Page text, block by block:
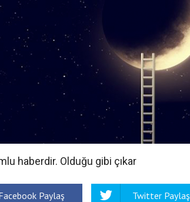
haberdir. Olduğu gibi çıkar
Paylaş Twitter Paylaş